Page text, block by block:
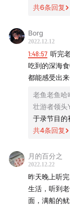
共6条回复
Borg
2022.12.12
1:48:57 听完
吃到的深海
都能感受出
老鱼老鱼哈
壮游者领头
于录节目的
共4条回复
月的百分之
2022.12.22
昨天晚上听
生活，听到
面，满船的